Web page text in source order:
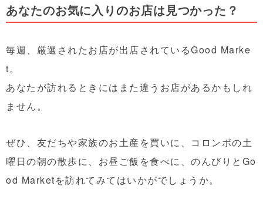
あなたのお気に入りのお店は見つかった？
毎週、厳選されたお店が出店されているGood Marke
t。
あなたが訪れるときにはまた違うお店があるかもしれ
ません。
ぜひ、友だちや家族のお土産を買いに、コロンボの土
曜日の朝の散歩に、お昼ご飯を食べに、のんびりとGo
od Marketを訪れてみてはいかがでしょうか。